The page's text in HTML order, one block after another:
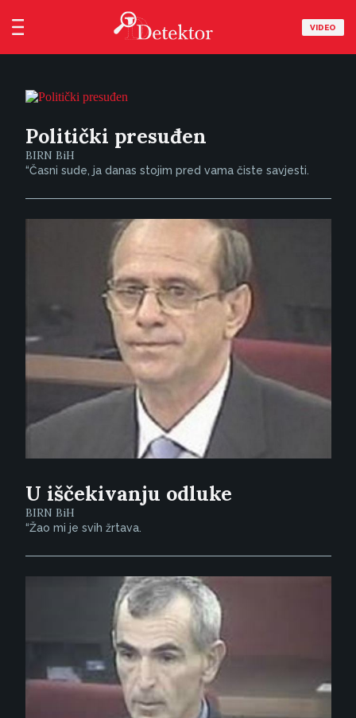
VIDEO
Politički presuđen
BIRN BiH
“Časni sude, ja danas stojim pred vama čiste savjesti.
U iščekivanju odluke
BIRN BiH
“Žao mi je svih žrtava.